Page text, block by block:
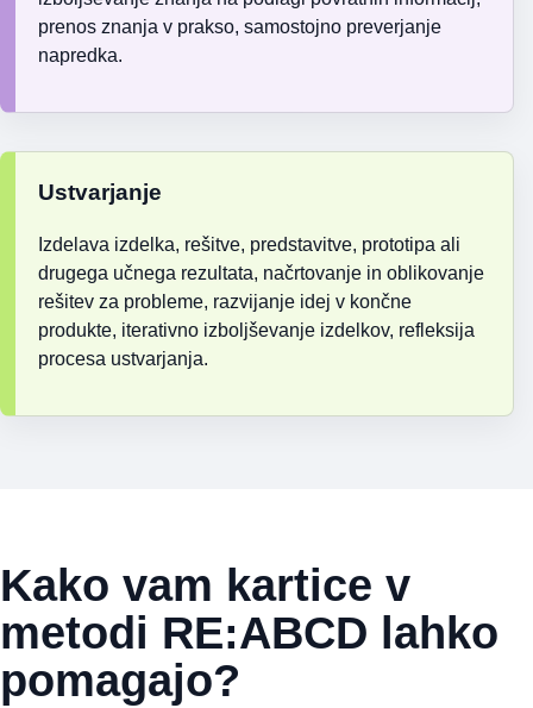
prenos znanja v prakso, samostojno preverjanje
napredka.
Ustvarjanje
Izdelava izdelka, rešitve, predstavitve, prototipa ali
drugega učnega rezultata, načrtovanje in oblikovanje
rešitev za probleme, razvijanje idej v končne
produkte, iterativno izboljševanje izdelkov, refleksija
procesa ustvarjanja.
Kako vam kartice v
metodi RE:ABCD lahko
pomagajo?